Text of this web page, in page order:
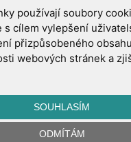
používají soubory
s cílem vylepšení
přizpůsobeného
webových stránek a
SOUHLASÍM
ODMÍTÁM